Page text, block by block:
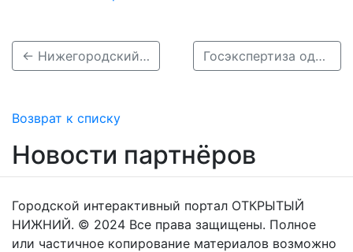
← Нижегородский минздрав объяснил отказ в медпомощи заболевшему водителю «скорой» Госэкспертиза одобрила строительство электрометаллургического комплекса в Выксе →
Возврат к списку
Новости партнёров
Городской интерактивный портал ОТКРЫТЫЙ
НИЖНИЙ. © 2024 Все права защищены. Полное
или частичное копирование материалов возможно